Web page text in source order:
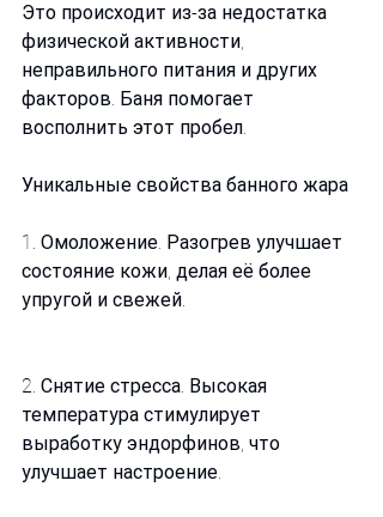
Это происходит из-за недостатка
физической активности,
неправильного питания и других
факторов. Баня помогает
восполнить этот пробел.
Уникальные свойства банного жара
1. Омоложение. Разогрев улучшает
состояние кожи, делая её более
упругой и свежей.
2. Снятие стресса. Высокая
температура стимулирует
выработку эндорфинов, что
улучшает настроение.